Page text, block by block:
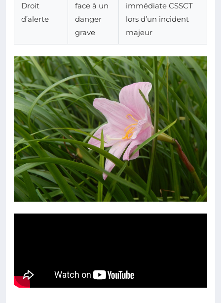
Droit
d’alerte
face à un
danger
grave
immédiate CSSCT
lors d’un incident
majeur